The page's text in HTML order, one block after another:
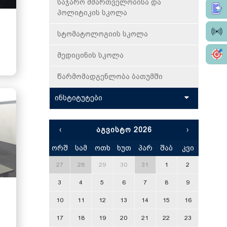
ღონისძიებები
კონკურსები ვაკანსიებზე
საჯარო მმართველობისა და
პოლიტიკის სკოლა
სტომატოლოგიის სკოლა
მედიცინის სკოლა
წარმომადგენლობა ბათუმში
ინსტიტუტები
ინფორმაციული ტექნოლოგიები
ტერიტორიების შემსწავლელი
მეცნიერების განვითარების
კვლევითი ცენტრი
მედიაციის ცენტრი
‹ ᲐᲒᲕᲘᲡᲢᲝ 2026 ›
ორშ სამ ოთხ ხუთ პარ შაბ კვი
27 28 29 30 31 1 2
3 4 5 6 7 8 9
10 11 12 13 14 15 16
17 18 19 20 21 22 23